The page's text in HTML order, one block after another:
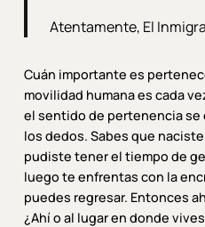
Atentamente, El
Cuán importante es
movilidad humana es cada
el sentido de pertenencia se
los dedos. Sabes que
pudiste tener el tiempo de
luego te enfrentas con la
puedes regresar. Entonces
¿Ahí o al lugar en donde